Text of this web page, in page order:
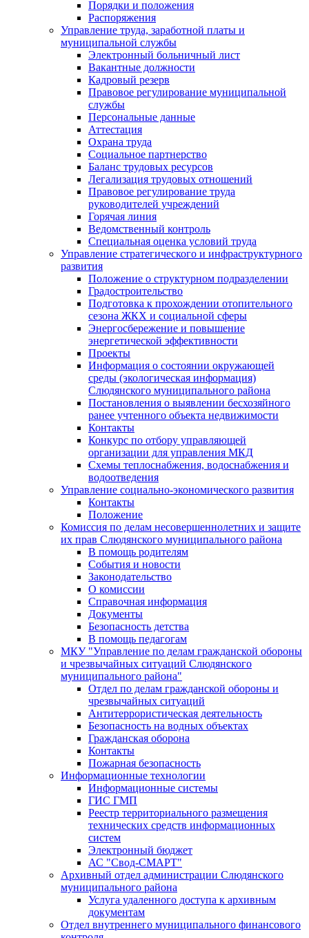
Порядки и положения
Распоряжения
Управление труда, заработной платы и
муниципальной службы
Электронный больничный лист
Вакантные должности
Кадровый резерв
Правовое регулирование муниципальной
службы
Персональные данные
Аттестация
Охрана труда
Социальное партнерство
Баланс трудовых ресурсов
Легализация трудовых отношений
Правовое регулирование труда
руководителей учреждений
Горячая линия
Ведомственный контроль
Специальная оценка условий труда
Управление стратегического и инфраструктурного
развития
Положение о структурном подразделении
Градостроительство
Подготовка к прохождении отопительного
сезона ЖКХ и социальной сферы
Энергосбережение и повышение
энергетической эффективности
Проекты
Информация о состоянии окружающей
среды (экологическая информация)
Слюдянского муниципального района
Постановления о выявлении бесхозяйного
ранее учтенного объекта недвижимости
Контакты
Конкурс по отбору управляющей
организации для управления МКД
Схемы теплоснабжения, водоснабжения и
водоотведения
Управление социально-экономического развития
Контакты
Положение
Комиссия по делам несовершеннолетних и защите
их прав Слюдянского муниципального района
В помощь родителям
События и новости
Законодательство
О комиссии
Справочная информация
Документы
Безопасность детства
В помощь педагогам
МКУ "Управление по делам гражданской обороны
и чрезвычайных ситуаций Слюдянского
муниципального района"
Отдел по делам гражданской обороны и
чрезвычайных ситуаций
Антитеррористическая деятельность
Безопасность на водных объектах
Гражданская оборона
Контакты
Пожарная безопасность
Информационные технологии
Информационные системы
ГИС ГМП
Реестр территориального размещения
технических средств информационных
систем
Электронный бюджет
АС "Свод-СМАРТ"
Архивный отдел администрации Слюдянского
муниципального района
Услуга удаленного доступа к архивным
документам
Отдел внутреннего муниципального финансового